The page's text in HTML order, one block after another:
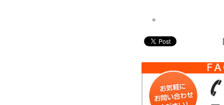
。